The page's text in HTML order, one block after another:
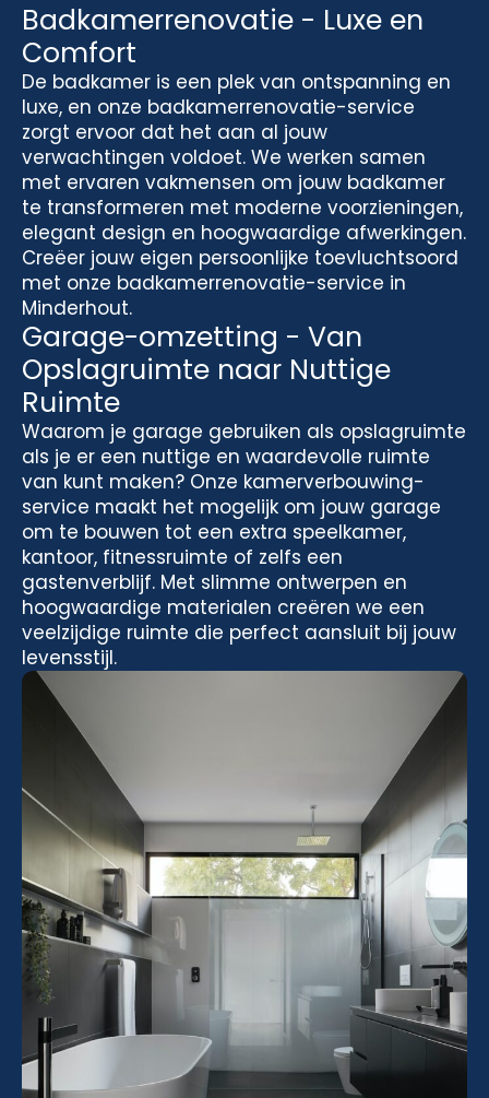
Badkamerrenovatie - Luxe en
Comfort
De badkamer is een plek van ontspanning en
luxe, en onze badkamerrenovatie-service
zorgt ervoor dat het aan al jouw
verwachtingen voldoet. We werken samen
met ervaren vakmensen om jouw badkamer
te transformeren met moderne voorzieningen,
elegant design en hoogwaardige afwerkingen.
Creëer jouw eigen persoonlijke toevluchtsoord
met onze badkamerrenovatie-service in
Minderhout.
Garage-omzetting - Van
Opslagruimte naar Nuttige
Ruimte
Waarom je garage gebruiken als opslagruimte
als je er een nuttige en waardevolle ruimte
van kunt maken? Onze kamerverbouwing-
service maakt het mogelijk om jouw garage
om te bouwen tot een extra speelkamer,
kantoor, fitnessruimte of zelfs een
gastenverblijf. Met slimme ontwerpen en
hoogwaardige materialen creëren we een
veelzijdige ruimte die perfect aansluit bij jouw
levensstijl.